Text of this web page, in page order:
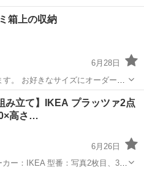
箱上の収納
6月28日
。 お好きなサイズにオーダー可
ズで製作も出来ます。 まずは
)いた
家
】IKEA プラッツァ2点
高さ…
6月26日
ー：IKEA 型番：写真2枚目、3枚